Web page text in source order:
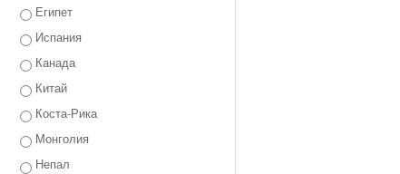
Египет
Испания
Канада
Китай
Коста-Рика
Монголия
Непал